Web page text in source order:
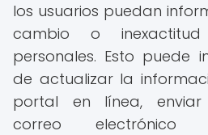
los usuarios puedan
cambio o
personales. Esto puede
de actualizar la
portal en línea, enviar
correo electrónico